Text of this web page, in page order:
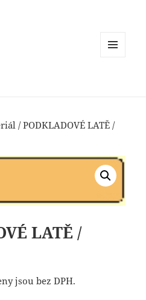
/ PODKLADOVÉ LATĚ /
LATĚ /
jsou bez DPH.